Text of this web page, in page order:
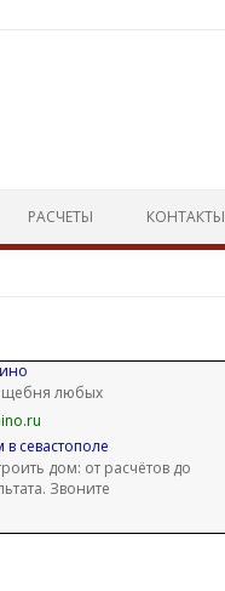
РАСЧЕТЫ КОНТАКТЫ
щебня любых
севастополе
дом: от расчётов до
Звоните